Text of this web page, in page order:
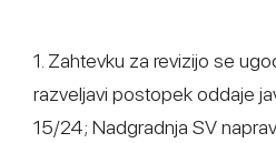
1. Zahtevku za revizijo se
razveljavi postopek oddaje
15/24; Nadgradnja SV